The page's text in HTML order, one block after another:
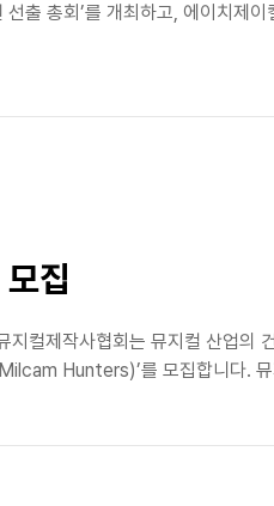
출 총회’를 개최하고, 에이치제
집
컬제작사협회는 뮤지컬 산업의
Hunters)’를 모집합니다.